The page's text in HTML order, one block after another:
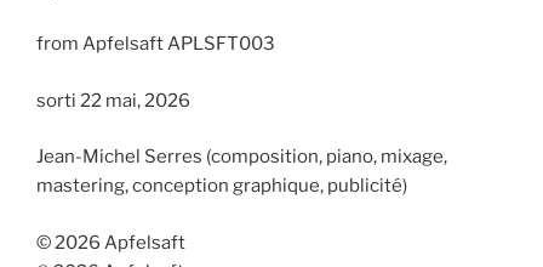
from Apfelsaft APLSFT003
sorti 22 mai, 2026
Jean-Michel Serres (composition, piano, mixage,
mastering, conception graphique, publicité)
© 2026 Apfelsaft